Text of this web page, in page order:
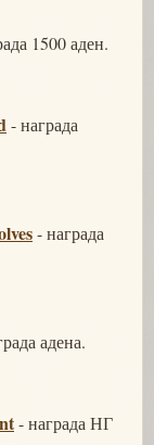
1500 аден.
- награда
- награда
адена.
- награда НГ